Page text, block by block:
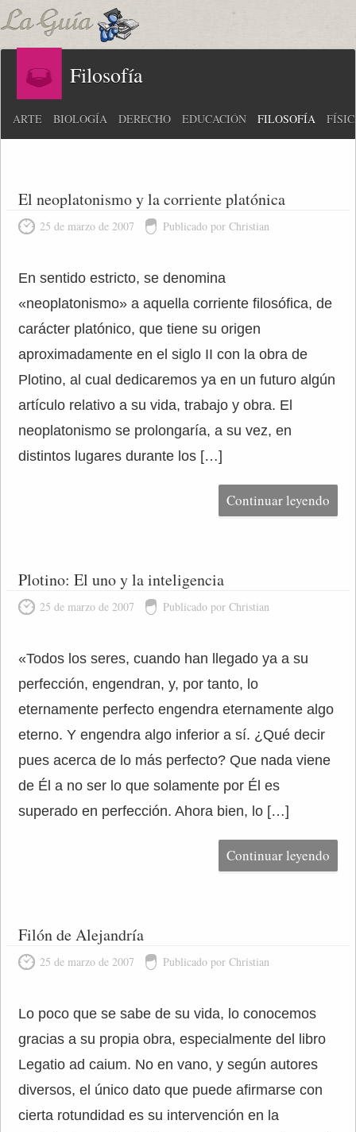
Filosofía
ARTE BIOLOGÍA DERECHO EDUCACIÓN FILOSOFÍA
El neoplatonismo y la corriente platónica
25 de marzo de 2007 Publicado por Christian
En sentido estricto, se denomina
«neoplatonismo» a aquella corriente filosófica, de
carácter platónico, que tiene su origen
aproximadamente en el siglo II con la obra de
Plotino, al cual dedicaremos ya en un futuro algún
artículo relativo a su vida, trabajo y obra. El
neoplatonismo se prolongaría, a su vez, en
distintos lugares durante los […]
Continuar leyendo
Plotino: El uno y la inteligencia
25 de marzo de 2007 Publicado por Christian
«Todos los seres, cuando han llegado ya a su
perfección, engendran, y, por tanto, lo
eternamente perfecto engendra eternamente algo
eterno. Y engendra algo inferior a sí. ¿Qué decir
pues acerca de lo más perfecto? Que nada viene
de Él a no ser lo que solamente por Él es
superado en perfección. Ahora bien, lo […]
Continuar leyendo
Filón de Alejandría
25 de marzo de 2007 Publicado por Christian
Lo poco que se sabe de su vida, lo conocemos
gracias a su propia obra, especialmente del libro
Legatio ad caium. No en vano, y según autores
diversos, el único dato que puede afirmarse con
cierta rotundidad es su intervención en la